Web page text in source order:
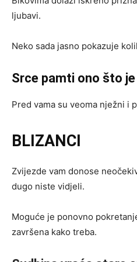
ljubavi.
Neko sada jasno pokazuje
Srce pamti ono što
Pred vama su veoma nježni i
BLIZANCI
Zvijezde vam donose
dugo niste vidjeli.
Moguće je ponovno
završena kako treba.